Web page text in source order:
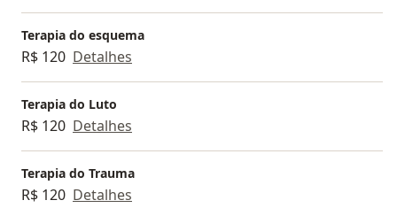
Terapia do esquema
R$ 120 Detalhes
Terapia do Luto
R$ 120 Detalhes
Terapia do Trauma
R$ 120 Detalhes